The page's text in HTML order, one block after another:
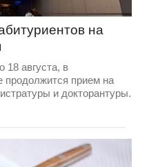
на
августа, в
продолжится прием на
и докторантуры.